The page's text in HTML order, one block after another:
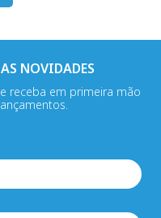
NOVIDADES
receba em primeira mão